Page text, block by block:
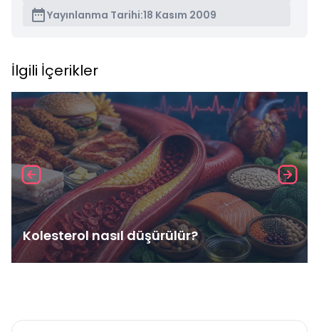
Yayınlanma Tarihi:18 Kasım 2009
İlgili İçerikler
Kolesterol nasıl düşürülür?